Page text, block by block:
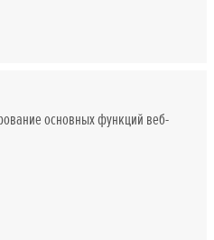
основных функций веб-